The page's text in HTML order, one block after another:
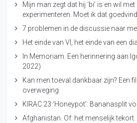
Mijn man zegt dat hij ‘bi’ is en wil
experimenteren. Moet ik dat
7 problemen in de discussie naar
Het einde van VI, het einde van een
In Memoriam. Een herinnering aan
2022)
Kan men toeval dankbaar zijn? Een
overweging
KIRAC 23 ‘Honeypot’: Bananasplit
Afghanistan. Of: het menselijk tekort.